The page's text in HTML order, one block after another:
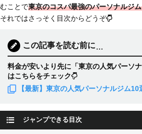
むことで東京のコスパ最強のパーソナルジ
それではさっそく目次からどうぞ
この記事を読む前に…
料金が安いより先に「東京の人気パーソ
はこちらをチェック
【最新】東京の人気パーソナルジム10
ジャンプできる目次